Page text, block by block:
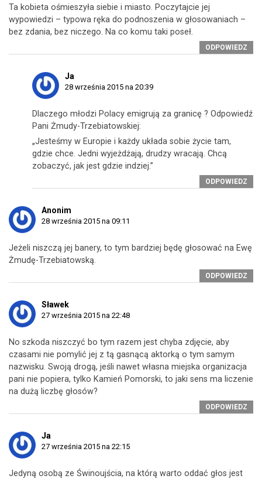
Ta kobieta ośmieszyła siebie i miasto. Poczytajcie jej
wypowiedzi – typowa ręka do podnoszenia w głosowaniach –
bez zdania, bez niczego. Na co komu taki poseł.
ODPOWIEDZ
Ja
28 września 2015 na 20:39
Dlaczego młodzi Polacy emigrują za granicę ? Odpowiedź
Pani Żmudy-Trzebiatowskiej:
„Jesteśmy w Europie i każdy układa sobie życie tam,
gdzie chce. Jedni wyjeżdżają, drudzy wracają. Chcą
zobaczyć, jak jest gdzie indziej.”
ODPOWIEDZ
Anonim
28 września 2015 na 09:11
Jeżeli niszczą jej banery, to tym bardziej będę głosować na Ewę
Żmudę-Trzebiatowską.
ODPOWIEDZ
Sławek
27 września 2015 na 22:48
No szkoda niszczyć bo tym razem jest chyba zdjęcie, aby
czasami nie pomylić jej z tą gasnącą aktorką o tym samym
nazwisku. Swoją drogą, jeśli nawet własna miejska organizacja
pani nie popiera, tylko Kamień Pomorski, to jaki sens ma liczenie
na dużą liczbę głosów?
ODPOWIEDZ
Ja
27 września 2015 na 22:15
Jedyną osobą ze Świnoujścia, na którą warto oddać głos jest